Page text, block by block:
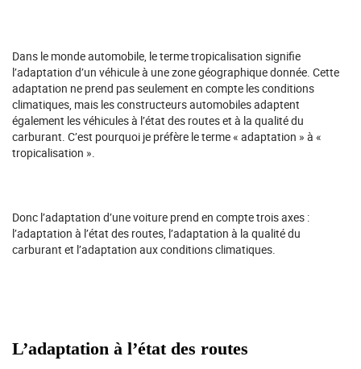
Dans le monde automobile, le terme tropicalisation signifie
l’adaptation d’un véhicule à une zone géographique donnée. Cette
adaptation ne prend pas seulement en compte les conditions
climatiques, mais les constructeurs automobiles adaptent
également les véhicules à l’état des routes et à la qualité du
carburant. C’est pourquoi je préfère le terme « adaptation » à «
tropicalisation ».
Donc l’adaptation d’une voiture prend en compte trois axes :
l’adaptation à l’état des routes, l’adaptation à la qualité du
carburant et l’adaptation aux conditions climatiques.
L’adaptation à l’état des routes